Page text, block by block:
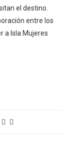
el destino.
entre los
a Isla Mujeres